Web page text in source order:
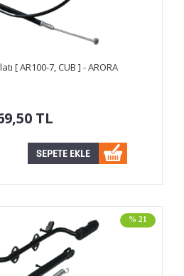
[ AR100-7, CUB ] - ARORA
TL
% 21